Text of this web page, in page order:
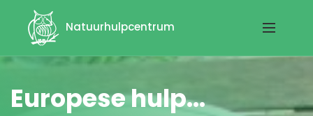
Natuurhulpcentrum
Europese hulp...